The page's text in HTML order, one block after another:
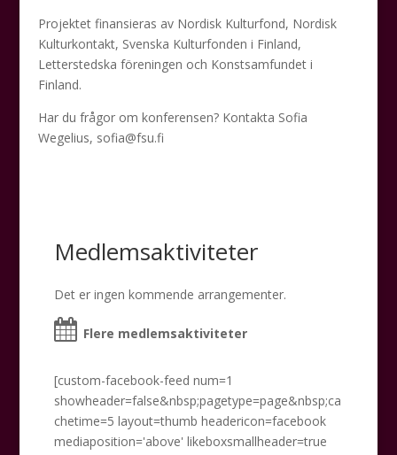
Projektet finansieras av Nordisk Kulturfond, Nordisk
Kulturkontakt, Svenska Kulturfonden i Finland,
Letterstedska föreningen och Konstsamfundet i
Finland.
Har du frågor om konferensen? Kontakta Sofia
Wegelius, sofia@fsu.fi
Medlemsaktiviteter
Det er ingen kommende arrangementer.
Flere medlemsaktiviteter
[custom-facebook-feed num=1
showheader=false&nbsp;pagetype=page&nbsp;ca
chetime=5 layout=thumb headericon=facebook
mediaposition='above' likeboxsmallheader=true